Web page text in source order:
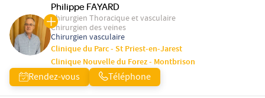
Philippe FAYARD
Chirurgien Thoracique et vasculaire
Chirurgien des veines
Chirurgien vasculaire
Clinique du Parc - St Priest-en-Jarest
Clinique Nouvelle du Forez - Montbrison
Rendez-vous Téléphone